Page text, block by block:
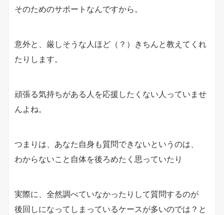
そのためのサポートなんですから。
意外と、厳しそうな人ほど（？）きちんと教えてくれ
たりします。
頑張る気持ちがある人を応援したくない人っていませ
んよね。
つまりは、あなた自身も質問できないというのは、
わからないこと自体を後ろめたく思っていたり
実際に、全然調べていなかったりして質問するのが
後回しになってしまっているケースが多いのでは？と